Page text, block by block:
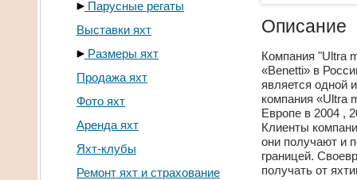
Парусные регаты
Выставки яхт
Размеры яхт
Продажа яхт
Фото яхт
Аренда яхт
Яхт-клубы
Ремонт яхт и страхование
Описание
Компания "Ultra
«Benetti» в
является одной
компания «Ultra
Европе в 2004 ,
Клиенты
они получают и
границей.
получать от